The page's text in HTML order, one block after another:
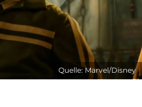
Quelle: Marvel/Disney